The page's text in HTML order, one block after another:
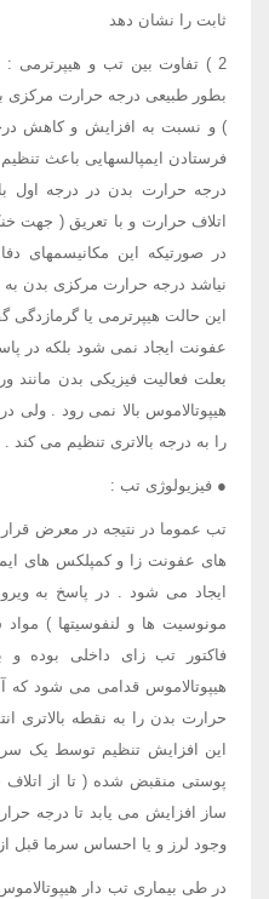
ثابت را نشان دهد
2 ) تفاوت بین تب و هیپرترمی
) و نسبت به افزایش و کاهش
فرستادن ایمپالسهایی باعث
درجه حرارت بدن در درجه
اتلاف حرارت و با تعریق ( جهت
در صورتیکه این مکانیسمهای
نیاشد درجه حرارت مرکزی بدن به
این حالت هیپرترمی یا
عفونت ایجاد نمی شود بلکه در
بعلت فعالیت فیزیکی بدن
هیپوتالاموس بالا نمی رود . ولی
را به درجه بالاتری تنظیم می کند .
● فیزیولوژی تب :
تب عموما در نتیجه در معرض قرار
های عفونت زا و کمپلکس های
ایجاد می شود . در پاسخ به
مونوسیت ها و لنفوسیتها )
هیپوتالاموس قدامی می شود که
حرارت بدن را به نقطه بالاتری
این افزایش تنظیم توسط یک
پوستی منقبض شده ( تا از
وجود لرز و یا احساس سرما قبل
در طی بیماری تب دار